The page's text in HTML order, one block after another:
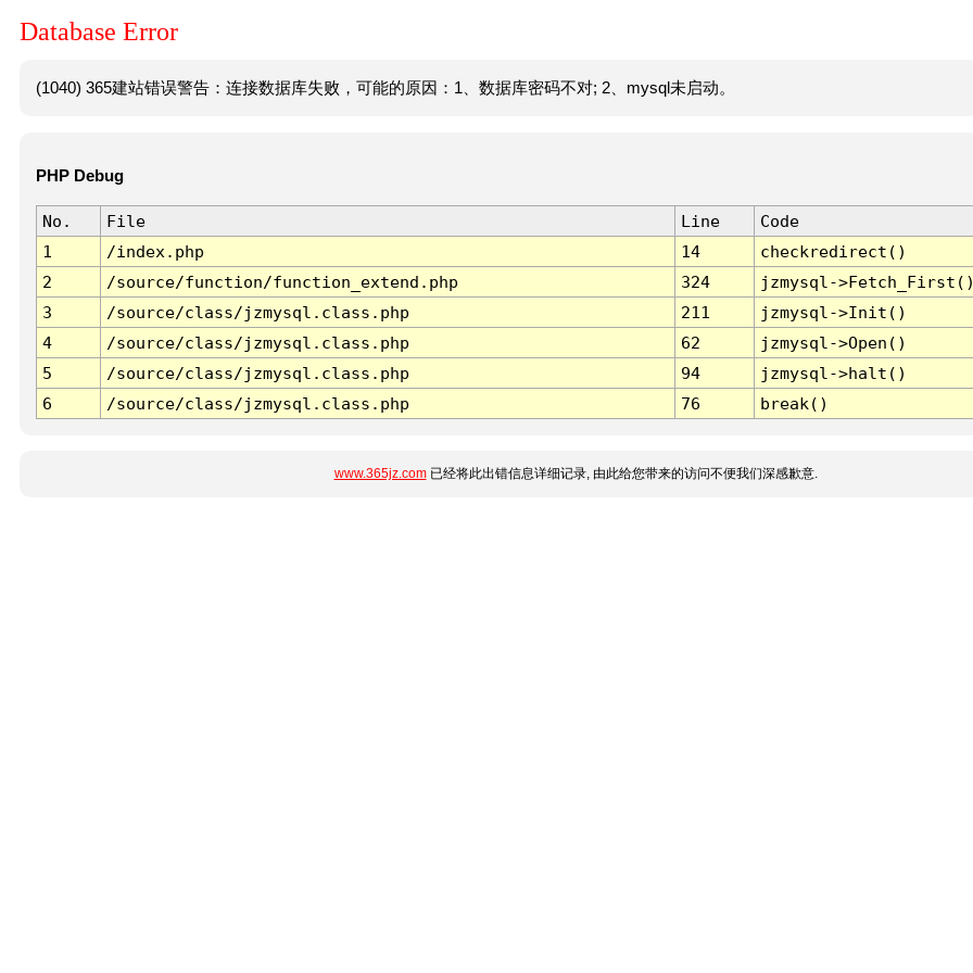
Database Error
(1040) 365建站错误警告：连接数据库失败，可能的原因：1、数据库密码不对; 2、mysql未启动。
PHP Debug
No. File Line
Code
1
/index.php 14
checkredirect()
2
/source/function/function_extend.php 324
jzmysql-
3
/source/class/jzmysql.class.php 211
jzmysql->Init()
4
/source/class/jzmysql.class.php 62
jzmysql->Open()
5
/source/class/jzmysql.class.php 94
jzmysql->halt()
6
/source/class/jzmysql.class.php 76 break()
www.365jz.com已经将此出错信息详细记录, 由此给您带来的访问不便我们深感歉意.